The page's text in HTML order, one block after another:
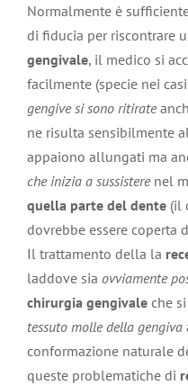
Normalmente è
di fiducia per riscontrare
gengivale, il medico si
facilmente (specie nei
gengive si sono ritirate
ne risulta sensibilmente
appaiono allungati ma
che inizia a sussisterenel
quella parte del dente (il
dovrebbe essere coperta
Il trattamento della la
laddove sia ovviamente
chirurgia gengivale che
tessuto molle della gengiva
conformazione naturale
queste problematiche di